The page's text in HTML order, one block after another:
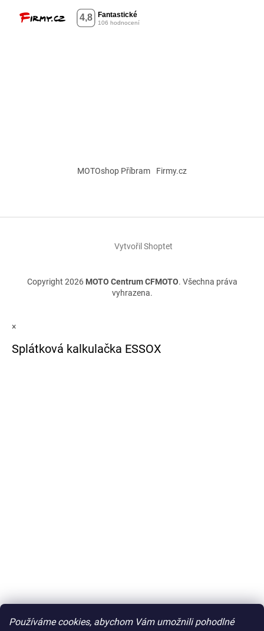
Používáme cookies, abychom Vám umožnili pohodlné
MOTOshop Příbram Firmy.cz
Vytvořil Shoptet
Copyright 2026 MOTO Centrum CFMOTO. Všechna práva
vyhrazena.
×
Splátková kalkulačka ESSOX